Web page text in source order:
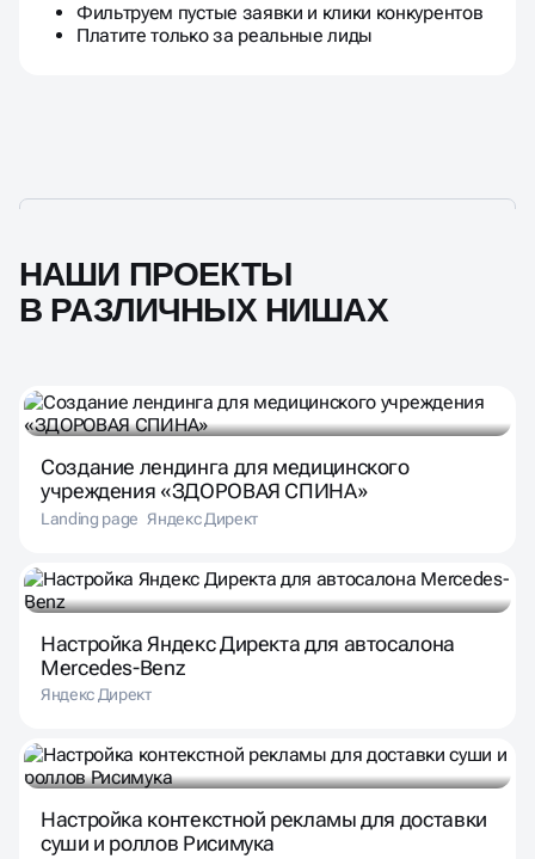
Фильтруем пустые заявки и клики конкурентов
Платите только за реальные лиды
НАШИ ПРОЕКТЫ
В РАЗЛИЧНЫХ НИШАХ
Создание лендинга для медицинского
учреждения «ЗДОРОВАЯ СПИНА»
Landing page Яндекс Директ
Настройка Яндекс Директа для автосалона
Mercedes-Benz
Яндекс Директ
Настройка контекстной рекламы для доставки
суши и роллов Рисимука